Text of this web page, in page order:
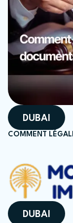
DUBAI
COMMENT
DUBAI